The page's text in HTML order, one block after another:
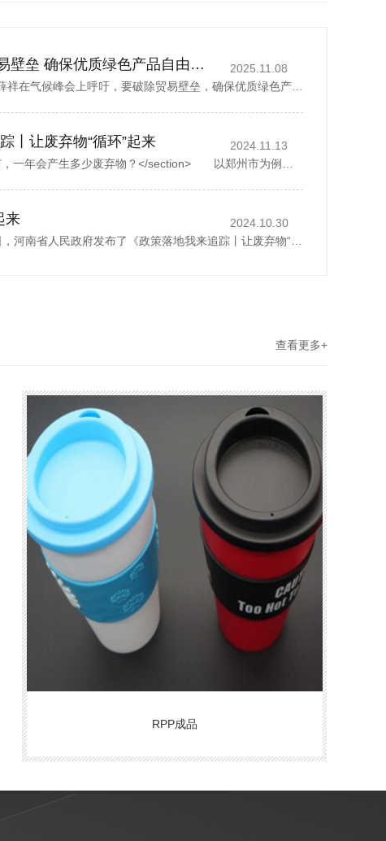
丁薛祥吁破除贸易壁垒 确保优质绿色产品自由流通
2025.11.08
丨让废弃物“循环”起来
2024.11.13
来
2024.10.30
查看更多+
RPP成品